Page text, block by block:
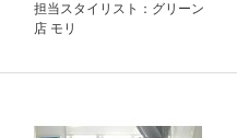
担当スタイリスト：グリーン
店 モリ